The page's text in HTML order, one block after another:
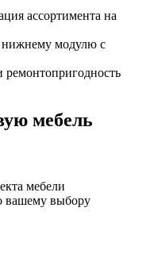
ассортимента на
нижнему модулю с
ремонтопригодность
мебель
мебели
вашему выбору